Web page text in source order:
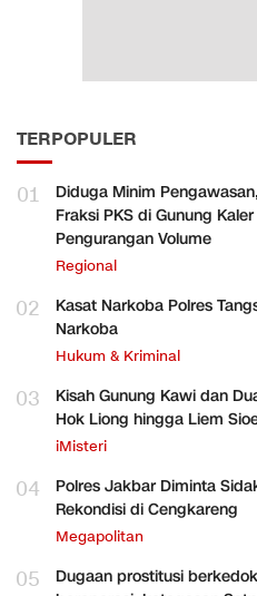
TERPOPULER
01
Diduga Minim
Fraksi PKS di Gunung
Pengurangan Volume
Regional
02
Kasat Narkoba Polres
Narkoba
Hukum & Kriminal
03
Kisah Gunung Kawi dan
Hok Liong hingga Liem
iMisteri
04
Polres Jakbar Diminta
Rekondisi di Cengkareng
Megapolitan
05
Dugaan prostitusi